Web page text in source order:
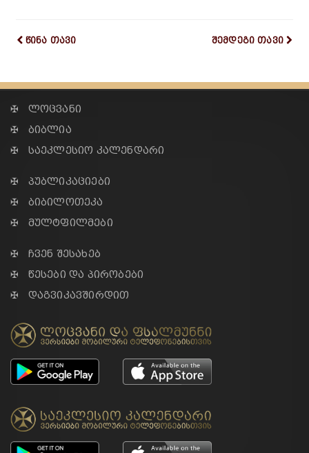
წინა თავი შემდეგი თავი
✠ ლოცვანი
✠ ბიბლია
✠ საეკლესიო კალენდარი
✠ პუბლიკაციები
✠ ბიბილოთეკა
✠ მულტფილმები
✠ ჩვენ შესახებ
✠ წესები და პირობები
✠ დაგვიკავშირდით